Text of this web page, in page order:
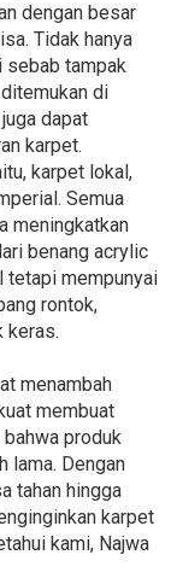
dengan besar
Tidak hanya
sebab tampak
di
dapat
karpet.
karpet lokal,
Semua
meningkatkan
benang acrylic
tetapi mempunyai
rontok,
keras.
menambah
membuat
produk
lama. Dengan
tahan hingga
karpet
kami, Najwa